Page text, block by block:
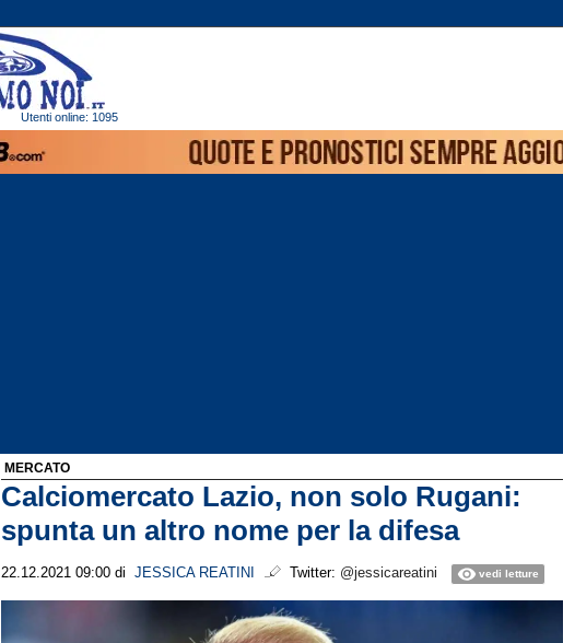
Utenti online: 1095
MERCATO
Calciomercato Lazio, non solo Rugani:
spunta un altro nome per la difesa
22.12.2021 09:00 di JESSICA REATINI Twitter: @jessicareatini vedi letture